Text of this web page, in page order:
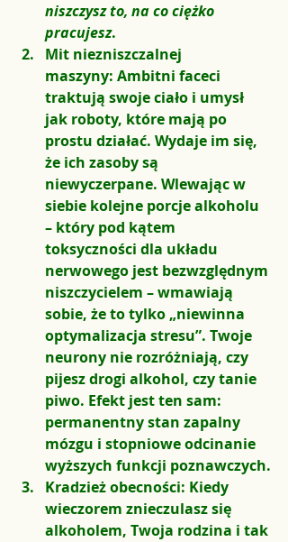
niszczysz to, na co ciężko
pracujesz.
Mit niezniszczalnej
maszyny: Ambitni faceci
traktują swoje ciało i umysł
jak roboty, które mają po
prostu działać. Wydaje im się,
że ich zasoby są
niewyczerpane. Wlewając w
siebie kolejne porcje alkoholu
– który pod kątem
toksyczności dla układu
nerwowego jest bezwzględnym
niszczycielem – wmawiają
sobie, że to tylko „niewinna
optymalizacja stresu”. Twoje
neurony nie rozróżniają, czy
pijesz drogi alkohol, czy tanie
piwo. Efekt jest ten sam:
permanentny stan zapalny
mózgu i stopniowe odcinanie
wyższych funkcji poznawczych.
Kradzież obecności: Kiedy
wieczorem znieczulasz się
alkoholem, Twoja rodzina i tak